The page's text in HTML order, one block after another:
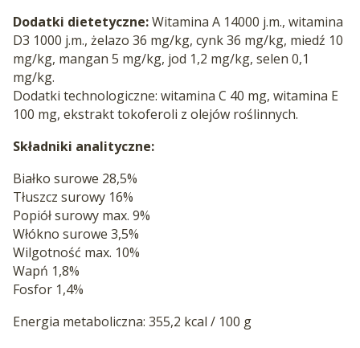
Dodatki dietetyczne:Witamina A 14000 j.m., witamina
D3 1000 j.m., żelazo 36 mg/kg, cynk 36 mg/kg, miedź 10
mg/kg, mangan 5 mg/kg, jod 1,2 mg/kg, selen 0,1
mg/kg.
Dodatki technologiczne: witamina C 40 mg, witamina E
100 mg, ekstrakt tokoferoli z olejów roślinnych.
Składniki analityczne:
Białko surowe 28,5%
Tłuszcz surowy 16%
Popiół surowy max. 9%
Włókno surowe 3,5%
Wilgotność max. 10%
Wapń 1,8%
Fosfor 1,4%
Energia metaboliczna: 355,2 kcal / 100 g